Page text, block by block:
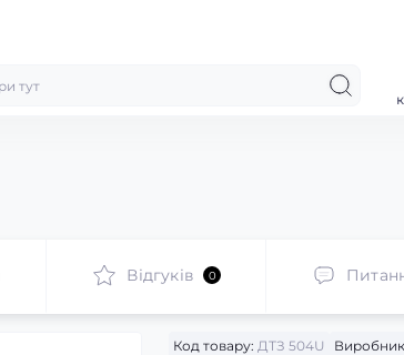
Відгуків 0
Код товару: ДТЗ 504U